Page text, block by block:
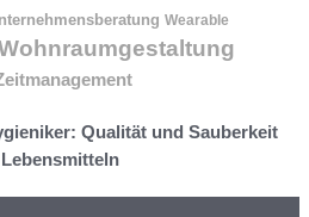
Wearable
Qualität und Sauberkeit